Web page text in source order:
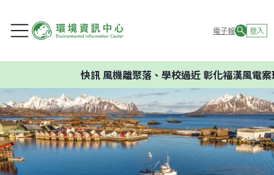
電子報 登入
快訊風機離聚落、學校過近 彰化福漢風電案環